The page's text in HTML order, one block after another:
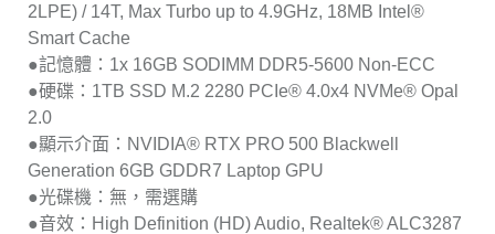
2LPE) / 14T, Max Turbo up to 4.9GHz, 18MB Intel®
Smart Cache
●記憶體：1x 16GB SODIMM DDR5-5600 Non-ECC
●硬碟：1TB SSD M.2 2280 PCIe® 4.0x4 NVMe® Opal
2.0
●顯示介面：NVIDIA® RTX PRO 500 Blackwell
Generation 6GB GDDR7 Laptop GPU
●光碟機：無，需選購
●音效：High Definition (HD) Audio, Realtek® ALC3287